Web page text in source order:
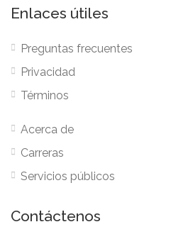
Enlaces útiles
Preguntas frecuentes
Privacidad
Términos
Acerca de
Carreras
Servicios públicos
Contáctenos